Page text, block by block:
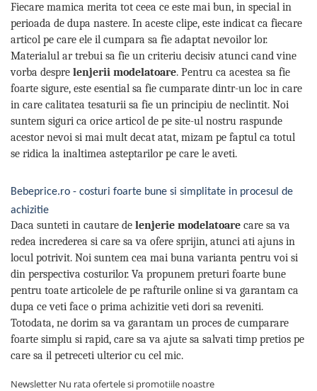
Fiecare mamica merita tot ceea ce este mai bun, in special in
perioada de dupa nastere. In aceste clipe, este indicat ca fiecare
articol pe care ele il cumpara sa fie adaptat nevoilor lor.
Materialul ar trebui sa fie un criteriu decisiv atunci cand vine
vorba despre lenjerii modelatoare. Pentru ca acestea sa fie
foarte sigure, este esential sa fie cumparate dintr-un loc in care
in care calitatea tesaturii sa fie un principiu de neclintit. Noi
suntem siguri ca orice articol de pe site-ul nostru raspunde
acestor nevoi si mai mult decat atat, mizam pe faptul ca totul
se ridica la inaltimea asteptarilor pe care le aveti.
Bebeprice.ro - costuri foarte bune si simplitate in procesul de
achizitie
Daca sunteti in cautare de lenjerie modelatoare care sa va
redea increderea si care sa va ofere sprijin, atunci ati ajuns in
locul potrivit. Noi suntem cea mai buna varianta pentru voi si
din perspectiva costurilor. Va propunem preturi foarte bune
pentru toate articolele de pe rafturile online si va garantam ca
dupa ce veti face o prima achizitie veti dori sa reveniti.
Totodata, ne dorim sa va garantam un proces de cumparare
foarte simplu si rapid, care sa va ajute sa salvati timp pretios pe
care sa il petreceti ulterior cu cel mic.
Newsletter Nu rata ofertele si promotiile noastre